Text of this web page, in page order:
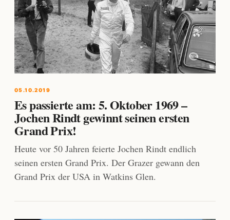
05.10.2019
Es passierte am: 5. Oktober 1969 –
Jochen Rindt gewinnt seinen ersten
Grand Prix!
Heute vor 50 Jahren feierte Jochen Rindt endlich
seinen ersten Grand Prix. Der Grazer gewann den
Grand Prix der USA in Watkins Glen.